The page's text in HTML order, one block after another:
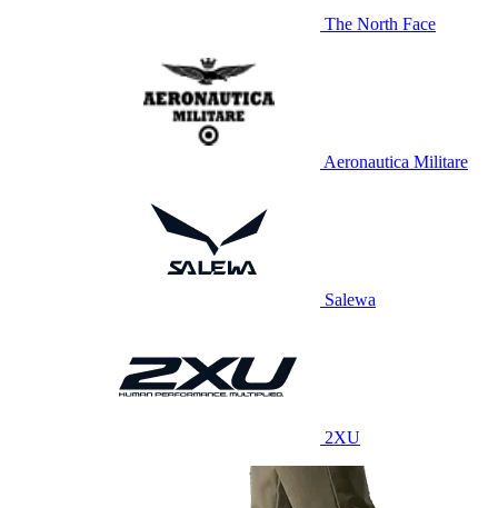
The North Face
Aeronautica Militare
Salewa
2XU